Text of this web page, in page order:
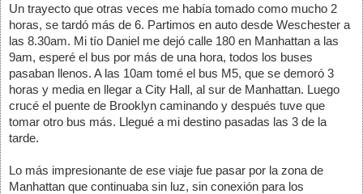
Un trayecto que otras veces me había tomado como mucho 2
horas, se tardó más de 6. Partimos en auto desde Weschester a
las 8.30am. Mi tío Daniel me dejó calle 180 en Manhattan a las
9am, esperé el bus por más de una hora, todos los buses
pasaban llenos. A las 10am tomé el bus M5, que se demoró 3
horas y media en llegar a City Hall, al sur de Manhattan. Luego
crucé el puente de Brooklyn caminando y después tuve que
tomar otro bus más. Llegué a mi destino pasadas las 3 de la
tarde.
Lo más impresionante de ese viaje fue pasar por la zona de
Manhattan que continuaba sin luz, sin conexión para los